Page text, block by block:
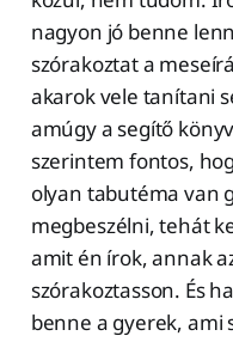
nagyon jó benne
szórakoztat a
akarok vele tanítani
amúgy a segítő
szerintem fontos,
olyan tabutéma van
megbeszélni, tehát
amit én írok, annak
szórakoztasson. És
benne a gyerek, ami